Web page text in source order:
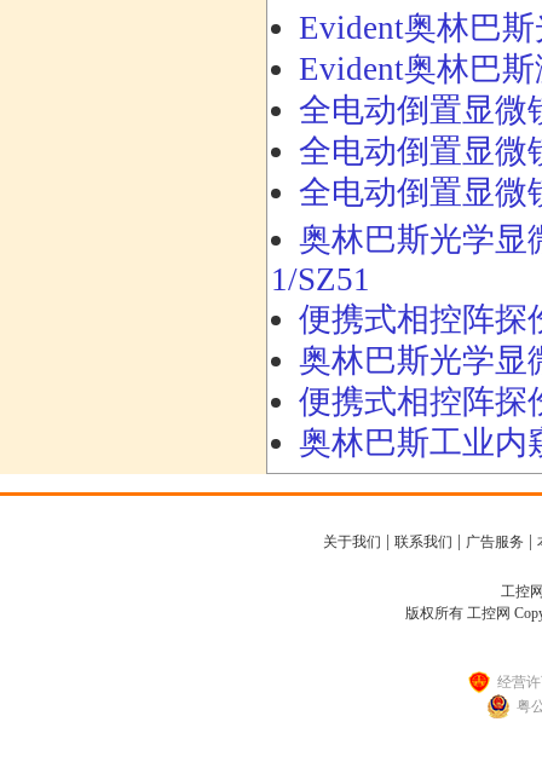
Evident奥林巴
Evident奥林巴
全电动倒置显微
全电动倒置显微
全电动倒置显微
奥林巴斯光学显
1/SZ51
便携式相控阵探
奥林巴斯光学显
便携式相控阵探
奥林巴斯工业内
关于我们 联系我们 广告服务
工控
版权所有 工控网
经营
粤